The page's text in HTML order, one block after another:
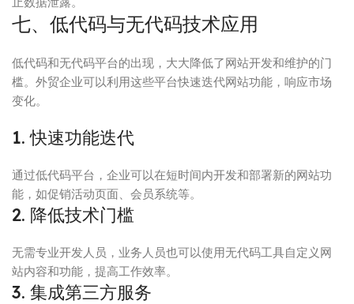
七、低代码与无代码技术应用
低代码和无代码平台的出现，大大降低了网站开发和维护的门
槛。外贸企业可以利用这些平台快速迭代网站功能，响应市场
变化。
1. 快速功能迭代
通过低代码平台，企业可以在短时间内开发和部署新的网站功
能，如促销活动页面、会员系统等。
2. 降低技术门槛
无需专业开发人员，业务人员也可以使用无代码工具自定义网
站内容和功能，提高工作效率。
3. 集成第三方服务